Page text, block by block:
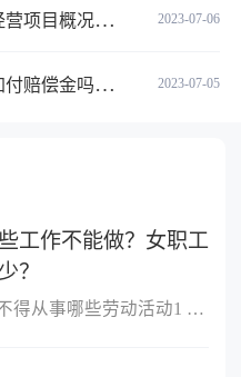
2023-07-06
些内容？ 环球观察
2023-07-05
效期间是如何规定的？
工作不能做？女职工
？
一、怀孕女职工不得从事哪些劳动活动1 作业场所空气中铅及其化合物